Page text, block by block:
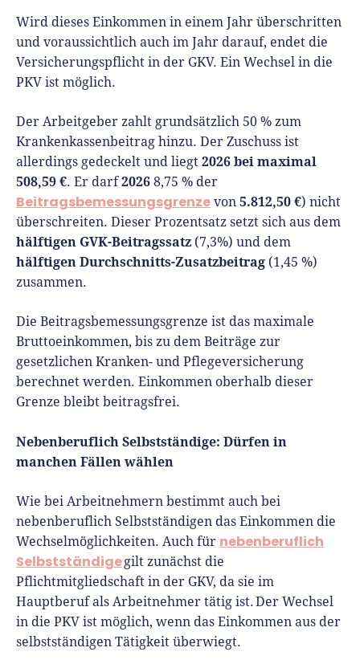
Wird dieses Einkommen in einem Jahr überschritten
und voraussichtlich auch im Jahr darauf, endet die
Versicherungspflicht in der GKV. Ein Wechsel in die
PKV ist möglich.
Der Arbeitgeber zahlt grundsätzlich 50 % zum
Krankenkassenbeitrag hinzu. Der Zuschuss ist
allerdings gedeckelt und liegt 2026 bei maximal
508,59 €. Er darf2026 8,75 % der
Beitragsbemessungsgrenze von 5.812,50 €) nicht
überschreiten. Dieser Prozentsatz setzt sich aus dem
hälftigen GVK-Beitragssatz (7,3%) und dem
hälftigen Durchschnitts-Zusatzbeitrag (1,45 %)
zusammen.
Die Beitragsbemessungsgrenze ist das maximale
Bruttoeinkommen, bis zu dem Beiträge zur
gesetzlichen Kranken- und Pflegeversicherung
berechnet werden. Einkommen oberhalb dieser
Grenze bleibt beitragsfrei.
Nebenberuflich Selbstständige: Dürfen in
manchen Fällen wählen
Wie bei Arbeitnehmern bestimmt auch bei
nebenberuflich Selbstständigen das Einkommen die
Wechselmöglichkeiten. Auch für nebenberuflich
Selbstständigegilt zunächst die
Pflichtmitgliedschaft in der GKV, da sie im
Hauptberuf als Arbeitnehmer tätig ist. Der Wechsel
in die PKV ist möglich, wenn das Einkommen aus der
selbstständigen Tätigkeit überwiegt.